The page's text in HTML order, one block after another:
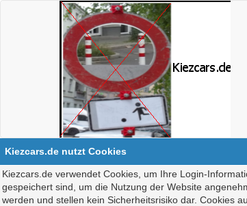
Kiezcars.de nutzt Cookies
Kiezcars.de verwendet Cookies, um Ihre Login-
gespeichert sind, um die Nutzung der Website
werden und stellen kein Sicherheitsrisiko dar. Cookies